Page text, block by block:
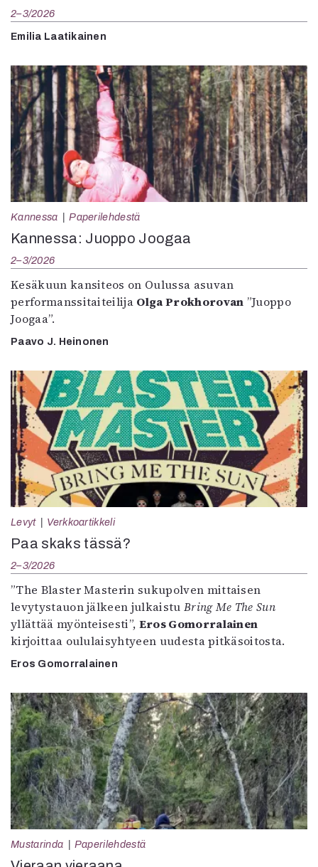
2–3/2026
Emilia Laatikainen
Kannessa Paperilehdestä
Kannessa: Juoppo Joogaa
2–3/2026
Kesäkuun kansiteos on Oulussa asuvan
performanssitaiteilija Olga Prokhorovan ”Juoppo
Joogaa”.
Paavo J. Heinonen
Levyt Verkkoartikkeli
Paa skaks tässä?
2–3/2026
”The Blaster Masterin sukupolven mittaisen
levytystauon jälkeen julkaistu Bring Me The Sun
yllättää myönteisesti”, Eros Gomorralainen
kirjoittaa oululaisyhtyeen uudesta pitkäsoitosta.
Eros Gomorralainen
Mustarinda Paperilehdestä